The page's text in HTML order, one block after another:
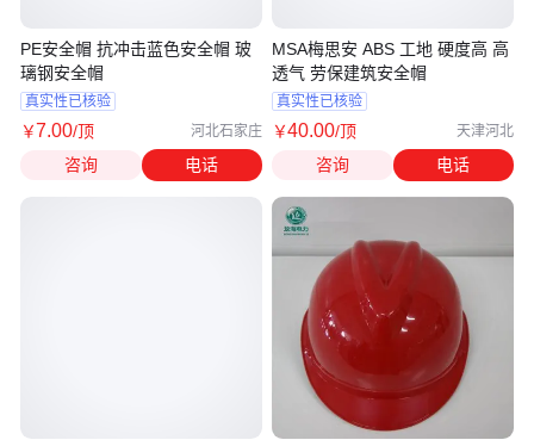
PE安全帽 抗冲击蓝色安全帽 玻
璃钢安全帽
真实性已核验
￥7.00/顶 河北石家庄
咨询 电话
MSA梅思安 ABS 工地 硬度高 高
透气 劳保建筑安全帽
真实性已核验
￥40.00/顶 天津河北
咨询 电话